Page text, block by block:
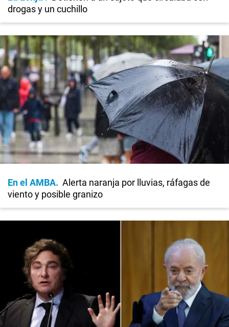
drogas y un cuchillo
En el AMBA
Alerta naranja por lluvias, ráfagas de
viento y posible granizo